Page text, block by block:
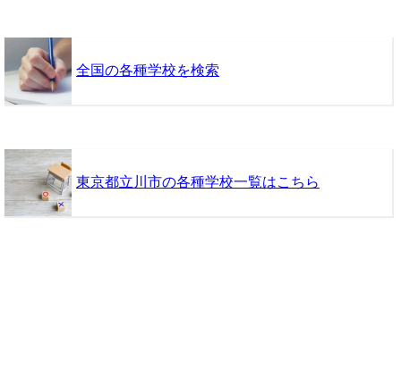
全国の各種学校を検索
東京都立川市の各種学校一覧はこちら